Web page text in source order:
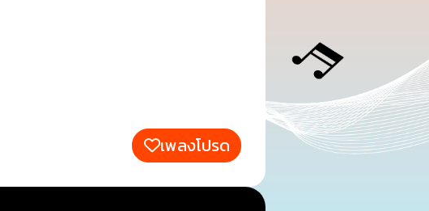
เพลงโปรด